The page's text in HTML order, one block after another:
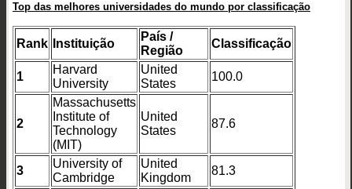
Top das melhores universidades do mundo por classificação
Rank Instituição
País /
Região
Classificação
1
Harvard
University
United
States
100.0
2
Massachusetts
Institute of
Technology
(MIT)
United
States
87.6
3
University of
Cambridge
United
Kingdom
81.3